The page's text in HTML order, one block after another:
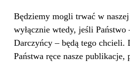
Będziemy mogli trwać w
wyłącznie wtedy, jeśli
Darczyńcy – będą tego chcieli.
Państwa ręce nasze publikacje,